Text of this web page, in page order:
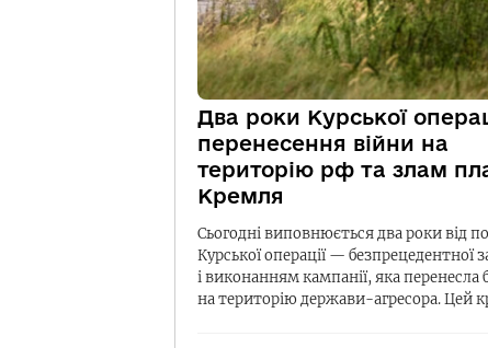
Два роки Курської
перенесення війни на
територію рф та злам
Кремля
Сьогодні виповнюється два роки від
Курської операції — безпрецедентної
і виконанням кампанії, яка перенесла
на територію держави-агресора. Цей